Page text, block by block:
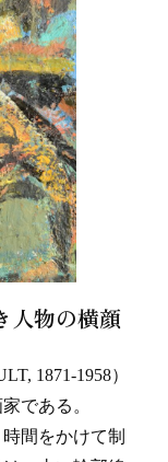
人物の横顔
1871-1958）
である。
間をかけて制